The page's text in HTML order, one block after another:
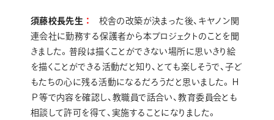
須藤校長先生
校舎の改築が決まった後、キヤノン関
連会社に勤務する保護者から本プロジェクトのことを聞
きました。普段は描くことができない場所に思いきり絵
を描くことができる活動だと知り、とても楽しそうで、子ど
もたちの心に残る活動になるだろうだと思いました。Ｈ
Ｐ等で内容を確認し、教職員で話合い、教育委員会とも
相談して許可を得て、実施することになりました。